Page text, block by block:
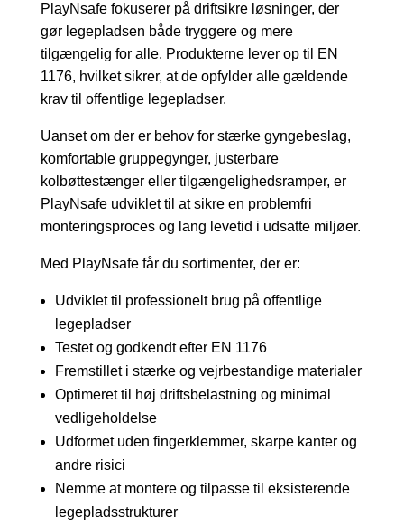
PlayNsafe fokuserer på driftsikre løsninger, der
gør legepladsen både tryggere og mere
tilgængelig for alle. Produkterne lever op til EN
1176, hvilket sikrer, at de opfylder alle gældende
krav til offentlige legepladser.
Uanset om der er behov for stærke gyngebeslag,
komfortable gruppegynger, justerbare
kolbøttestænger eller tilgængelighedsramper, er
PlayNsafe udviklet til at sikre en problemfri
monteringsproces og lang levetid i udsatte miljøer.
Med PlayNsafe får du sortimenter, der er:
Udviklet til professionelt brug på offentlige
legepladser
Testet og godkendt efter EN 1176
Fremstillet i stærke og vejrbestandige materialer
Optimeret til høj driftsbelastning og minimal
vedligeholdelse
Udformet uden fingerklemmer, skarpe kanter og
andre risici
Nemme at montere og tilpasse til eksisterende
legepladsstrukturer